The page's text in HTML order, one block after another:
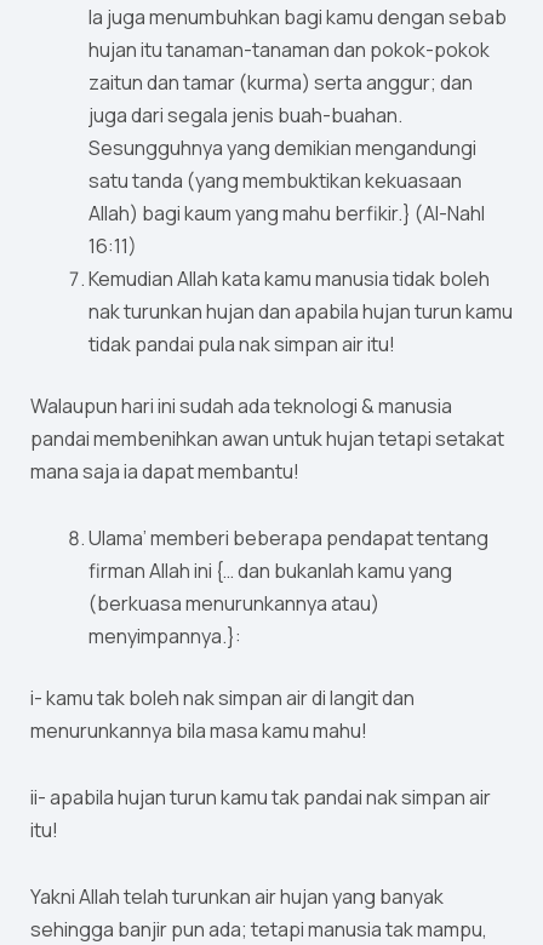
Ia juga menumbuhkan bagi kamu dengan sebab
hujan itu tanaman-tanaman dan pokok-pokok
zaitun dan tamar (kurma) serta anggur; dan
juga dari segala jenis buah-buahan.
Sesungguhnya yang demikian mengandungi
satu tanda (yang membuktikan kekuasaan
Allah) bagi kaum yang mahu berfikir.} (Al-Nahl
16:11)
Kemudian Allah kata kamu manusia tidak boleh
nak turunkan hujan dan apabila hujan turun kamu
tidak pandai pula nak simpan air itu!
Walaupun hari ini sudah ada teknologi & manusia
pandai membenihkan awan untuk hujan tetapi setakat
mana saja ia dapat membantu!
Ulama’ memberi beberapa pendapat tentang
firman Allah ini {… dan bukanlah kamu yang
(berkuasa menurunkannya atau)
menyimpannya.}:
i- kamu tak boleh nak simpan air di langit dan
menurunkannya bila masa kamu mahu!
ii- apabila hujan turun kamu tak pandai nak simpan air
itu!
Yakni Allah telah turunkan air hujan yang banyak
sehingga banjir pun ada; tetapi manusia tak mampu,